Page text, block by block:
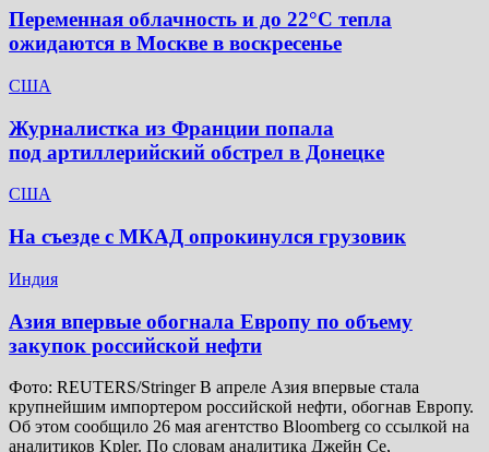
Переменная облачность и до 22°C тепла
ожидаются в Москве в воскресенье
США
Журналистка из Франции попала
под артиллерийский обстрел в Донецке
США
На съезде с МКАД опрокинулся грузовик
Индия
Азия впервые обогнала Европу по объему
закупок российской нефти
Фото: REUTERS/Stringer В апреле Азия впервые стала
крупнейшим импортером российской нефти, обогнав Европу.
Об этом сообщило 26 мая агентство Bloomberg со ссылкой на
аналитиков Kpler. По словам аналитика Джейн Се,